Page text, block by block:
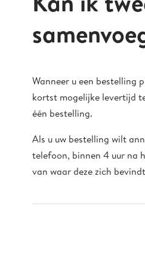
Wanneer u een bestelling
kortst mogelijke levertijd
één bestelling.
Als u uw bestelling wilt
telefoon, binnen 4 uur na
van waar deze zich